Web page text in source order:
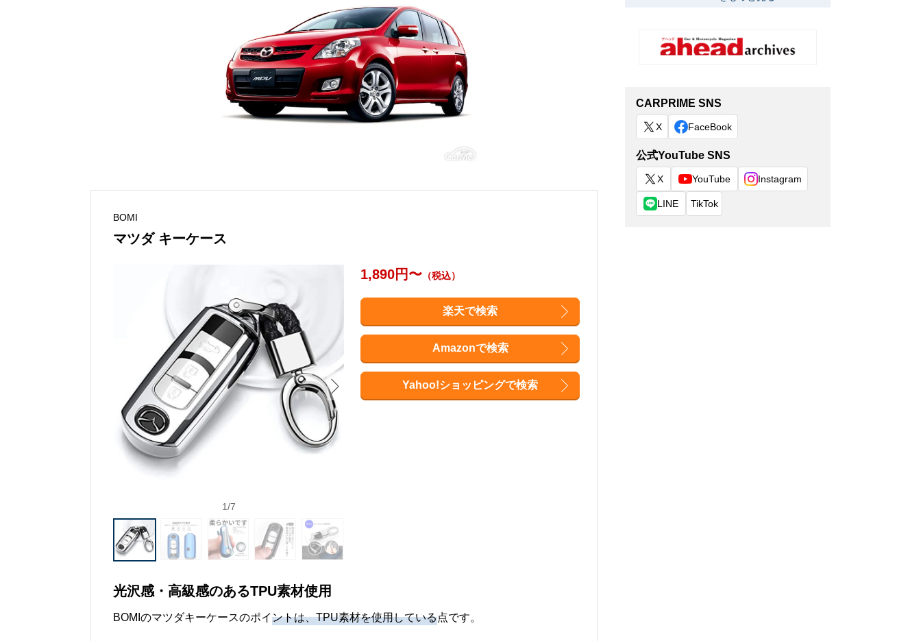
BOMI
マツダ キーケース
1/7
1,890円〜 （税込）
楽天で検索
Amazonで検索
Yahoo!ショッピングで検索
光沢感・高級感のあるTPU素材使用
BOMIのマツダキーケースのポイントは、TPU素材を使用している点です。
CARPRIME SNS
X FaceBook
公式YouTube SNS
X YouTube Instagram
LINE TikTok